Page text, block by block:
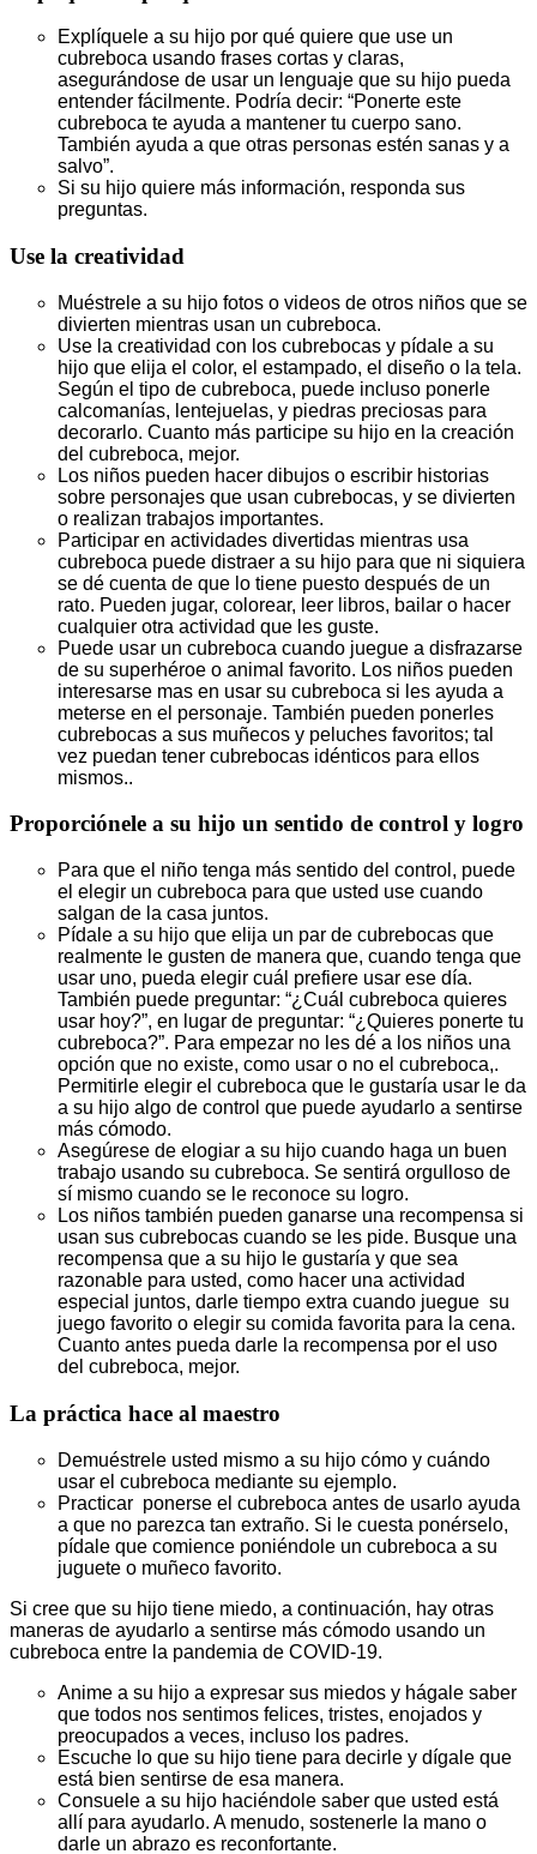
Explíquele a su hijo por qué quiere que use un
cubreboca usando frases cortas y claras,
asegurándose de usar un lenguaje que su hijo pueda
entender fácilmente. Podría decir: “Ponerte este
cubreboca te ayuda a mantener tu cuerpo sano.
También ayuda a que otras personas estén sanas y a
salvo”.
Si su hijo quiere más información, responda sus
preguntas.
Use la creatividad
Muéstrele a su hijo fotos o videos de otros niños que se
divierten mientras usan un cubreboca.
Use la creatividad con los cubrebocas y pídale a su
hijo que elija el color, el estampado, el diseño o la tela.
Según el tipo de cubreboca, puede incluso ponerle
calcomanías, lentejuelas, y piedras preciosas para
decorarlo. Cuanto más participe su hijo en la creación
del cubreboca, mejor.
Los niños pueden hacer dibujos o escribir historias
sobre personajes que usan cubrebocas, y se divierten
o realizan trabajos importantes.
Participar en actividades divertidas mientras usa
cubreboca puede distraer a su hijo para que ni siquiera
se dé cuenta de que lo tiene puesto después de un
rato. Pueden jugar, colorear, leer libros, bailar o hacer
cualquier otra actividad que les guste.
Puede usar un cubreboca cuando juegue a disfrazarse
de su superhéroe o animal favorito. Los niños pueden
interesarse mas en usar su cubreboca si les ayuda a
meterse en el personaje. También pueden ponerles
cubrebocas a sus muñecos y peluches favoritos; tal
vez puedan tener cubrebocas idénticos para ellos
mismos..
Proporciónele a su hijo un sentido de control y logro
Para que el niño tenga más sentido del control, puede
el elegir un cubreboca para que usted use cuando
salgan de la casa juntos.
Pídale a su hijo que elija un par de cubrebocas que
realmente le gusten de manera que, cuando tenga que
usar uno, pueda elegir cuál prefiere usar ese día.
También puede preguntar: “¿Cuál cubreboca quieres
usar hoy?”, en lugar de preguntar: “¿Quieres ponerte tu
cubreboca?”. Para empezar no les dé a los niños una
opción que no existe, como usar o no el cubreboca,.
Permitirle elegir el cubreboca que le gustaría usar le da
a su hijo algo de control que puede ayudarlo a sentirse
más cómodo.
Asegúrese de elogiar a su hijo cuando haga un buen
trabajo usando su cubreboca. Se sentirá orgulloso de
sí mismo cuando se le reconoce su logro.
Los niños también pueden ganarse una recompensa si
usan sus cubrebocas cuando se les pide. Busque una
recompensa que a su hijo le gustaría y que sea
razonable para usted, como hacer una actividad
especial juntos, darle tiempo extra cuando juegue su
juego favorito o elegir su comida favorita para la cena.
Cuanto antes pueda darle la recompensa por el uso
del cubreboca, mejor.
La práctica hace al maestro
Demuéstrele usted mismo a su hijo cómo y cuándo
usar el cubreboca mediante su ejemplo.
Practicar ponerse el cubreboca antes de usarlo ayuda
a que no parezca tan extraño. Si le cuesta ponérselo,
pídale que comience poniéndole un cubreboca a su
juguete o muñeco favorito.
Si cree que su hijo tiene miedo, a continuación, hay otras
maneras de ayudarlo a sentirse más cómodo usando un
cubreboca entre la pandemia de COVID-19.
Anime a su hijo a expresar sus miedos y hágale saber
que todos nos sentimos felices, tristes, enojados y
preocupados a veces, incluso los padres.
Escuche lo que su hijo tiene para decirle y dígale que
está bien sentirse de esa manera.
Consuele a su hijo haciéndole saber que usted está
allí para ayudarlo. A menudo, sostenerle la mano o
darle un abrazo es reconfortante.